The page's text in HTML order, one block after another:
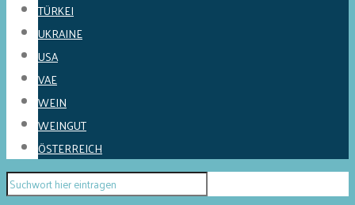
TÜRKEI
UKRAINE
USA
VAE
WEIN
WEINGUT
ÖSTERREICH